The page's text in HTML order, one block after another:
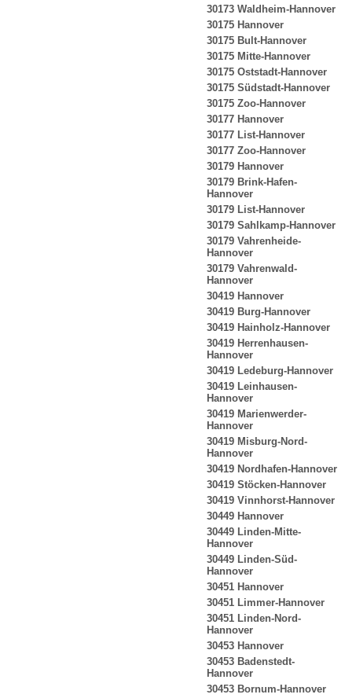
30173 Waldheim-Hannover
30175 Hannover
30175 Bult-Hannover
30175 Mitte-Hannover
30175 Oststadt-Hannover
30175 Südstadt-Hannover
30175 Zoo-Hannover
30177 Hannover
30177 List-Hannover
30177 Zoo-Hannover
30179 Hannover
30179 Brink-Hafen-
Hannover
30179 List-Hannover
30179 Sahlkamp-Hannover
30179 Vahrenheide-
Hannover
30179 Vahrenwald-
Hannover
30419 Hannover
30419 Burg-Hannover
30419 Hainholz-Hannover
30419 Herrenhausen-
Hannover
30419 Ledeburg-Hannover
30419 Leinhausen-
Hannover
30419 Marienwerder-
Hannover
30419 Misburg-Nord-
Hannover
30419 Nordhafen-Hannover
30419 Stöcken-Hannover
30419 Vinnhorst-Hannover
30449 Hannover
30449 Linden-Mitte-
Hannover
30449 Linden-Süd-
Hannover
30451 Hannover
30451 Limmer-Hannover
30451 Linden-Nord-
Hannover
30453 Hannover
30453 Badenstedt-
Hannover
30453 Bornum-Hannover